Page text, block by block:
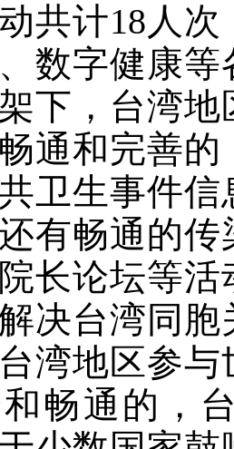
共计18人
数字健康
下，台湾
通和完善
卫生事件
有畅通的
长论坛等
决台湾同
湾地区参
畅通的，